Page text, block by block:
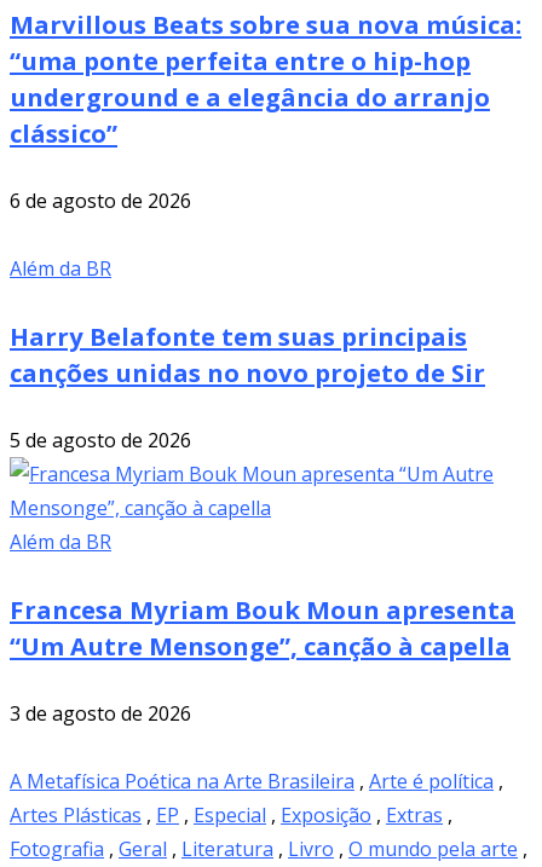
Marvillous Beats sobre sua nova música:
“uma ponte perfeita entre o hip-hop
underground e a elegância do arranjo
clássico”
6 de agosto de 2026
Além da BR
Harry Belafonte tem suas principais
canções unidas no novo projeto de Sir
5 de agosto de 2026
Além da BR
Francesa Myriam Bouk Moun apresenta
“Um Autre Mensonge”, canção à capella
3 de agosto de 2026
A Metafísica Poética na Arte Brasileira , Arte é política ,
Artes Plásticas , EP , Especial , Exposição , Extras ,
Fotografia , Geral , Literatura , Livro , O mundo pela arte ,